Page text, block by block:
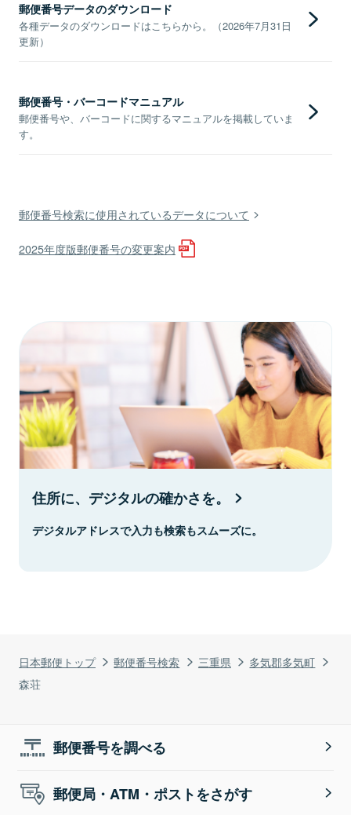
日本郵便トップ 郵便番号検索 三重県
多気郡多気町
森荘
郵便番号データのダウンロード
各種データのダウンロードはこちらから。（2026年7月31日
更新）
郵便番号・バーコードマニュアル
郵便番号や、バーコードに関するマニュアルを掲載していま
す。
郵便番号検索に使用されているデータについて
2025年度版郵便番号の変更案内
住所に、デジタルの確かさを。
デジタルアドレスで入力も検索もスムーズに。
郵便番号を調べる
郵便局・ATM・ポストをさがす